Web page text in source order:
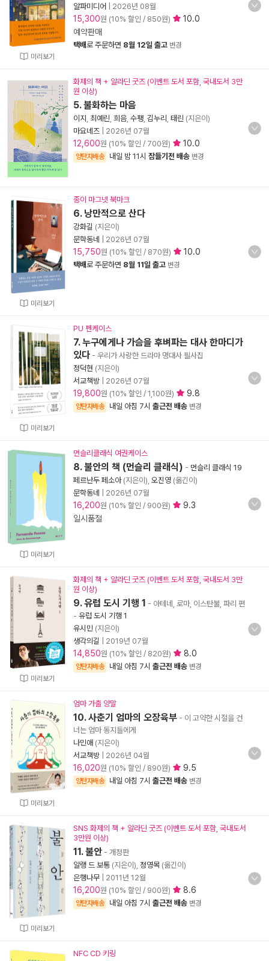
미리보기
알파미디어
2026년 08월
15,300원 (10% 할인 / 850원)
10.0
예약판매
택배로 주문하면 8월 12일 출고 변경
화제의 책 + 알라딘 굿즈 (이벤트 도서 포함, 국내도서 3만
원 이상)
5. 불화하는 마음
이지 최예린 희음 수팽 김누리 태린 (지은이)
마요네즈
2026년 07월
12,600원 (10% 할인 / 700원) 10.0
양탄자배송 내일 밤 11시 잠들기전 배송 변경
미리보기
종이 마그넷 북마크
6. 낭만적으로 산다
강화길 (지은이)
문학동네
2026년 07월
15,750원 (10% 할인 / 870원) 10.0
택배로 주문하면 8월 11일 출고 변경
미리보기
PU 펜케이스
7. 누구에게나 가슴을 후벼파는 대사 한마디가
있다 - 우리가 사랑한 드라마 명대사 필사집
정덕현 (지은이)
서교책방
2026년 07월
19,800원 (10% 할인 / 1,100원) 9.8
양탄자배송 내일 아침 7시 출근전 배송 변경
미리보기
먼슬리클래식 여권케이스
8. 불안의 책 (먼슬리 클래식) - 먼슬리 클래식 19
페르난두 페소아(지은이), 오진영 (옮긴이)
문학동네
2026년 07월
16,200원 (10% 할인 / 900원)
9.3
일시품절
미리보기
화제의 책 + 알라딘 굿즈 (이벤트 도서 포함, 국내도서 3만
원 이상)
9. 유럽 도시 기행 1 - 아테네, 로마, 이스탄불, 파리 편
- 유럽 도시 기행 1
유시민 (지은이)
생각의길
2019년 07월
14,850원 (10% 할인 / 820원) 8.0
양탄자배송 내일 아침 7시 출근전 배송 변경
미리보기
엄마 가출 양말
10. 사춘기 엄마의 오장육부 - 이 고약한 시절을 건
너는 엄마 동지들에게
나민애 (지은이)
서교책방
2026년 04월
16,020원 (10% 할인 / 890원) 9.5
양탄자배송 내일 아침 7시 출근전 배송 변경
미리보기
SNS 화제의 책 + 알라딘 굿즈 (이벤트 도서 포함, 국내도서
3만원 이상)
11. 불안 - 개정판
알랭 드 보통 (지은이), 정영목 (옮긴이)
은행나무
2011년 12월
16,200원 (10% 할인 / 900원) 8.6
양탄자배송 내일 아침 7시 출근전 배송 변경
NFC CD 키링